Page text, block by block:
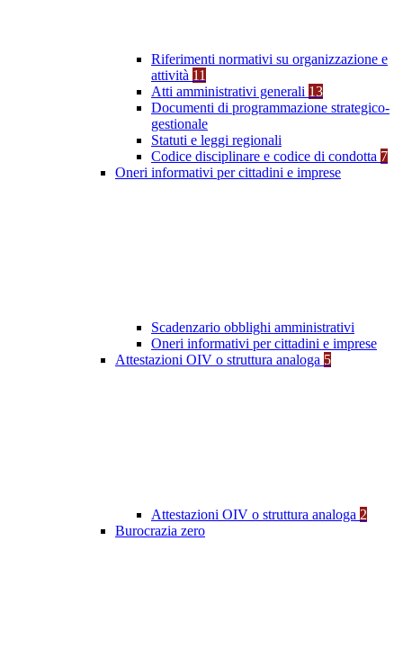
Riferimenti normativi su organizzazione e
attività 11
Atti amministrativi generali 13
Documenti di programmazione strategico-
gestionale
Statuti e leggi regionali
Codice disciplinare e codice di condotta 7
Oneri informativi per cittadini e imprese
Scadenzario obblighi amministrativi
Oneri informativi per cittadini e imprese
Attestazioni OIV o struttura analoga 5
Attestazioni OIV o struttura analoga 2
Burocrazia zero